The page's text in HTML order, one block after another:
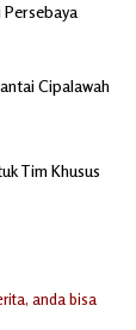
Cipalawah
Tim Khusus
anda bisa